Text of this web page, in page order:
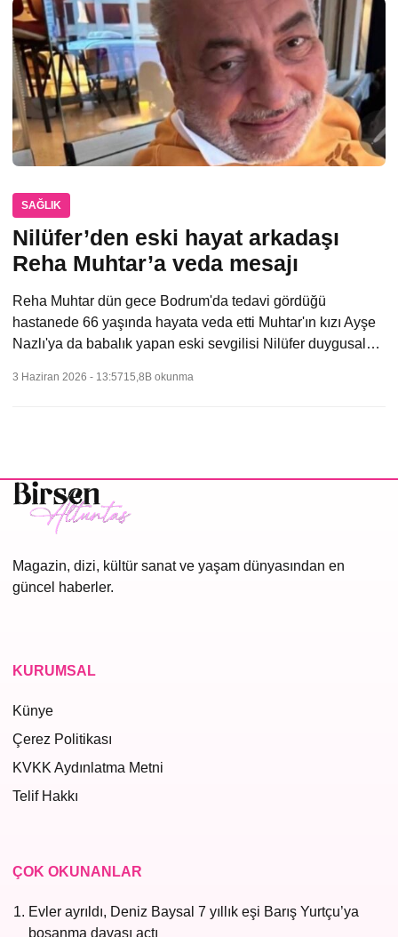
SAĞLIK
Nilüfer’den eski hayat arkadaşı
Reha Muhtar’a veda mesajı
Reha Muhtar dün gece Bodrum'da tedavi gördüğü
hastanede 66 yaşında hayata veda etti Muhtar'ın kızı Ayşe
Nazlı'ya da babalık yapan eski sevgilisi Nilüfer duygusal…
3 Haziran 2026 - 13:5715,8B okunma
Magazin, dizi, kültür sanat ve yaşam dünyasından en
güncel haberler.
KURUMSAL
Künye
Çerez Politikası
KVKK Aydınlatma Metni
Telif Hakkı
ÇOK OKUNANLAR
Evler ayrıldı, Deniz Baysal 7 yıllık eşi Barış Yurtçu’ya
boşanma davası açtı